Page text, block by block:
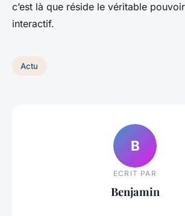
c’est là que réside le véritable
interactif.
Actu
B
ECRIT PAR
Benjamin